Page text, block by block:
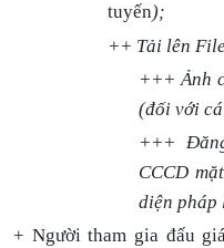
tuyến);
++ Tải lên
+++ Ảnh
(đối với
+++
CCCD
diện pháp
+ Người tham gia đấu